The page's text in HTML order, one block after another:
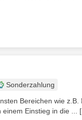
Sonderzahlung
Bereichen wie
Einstieg in die ...
[